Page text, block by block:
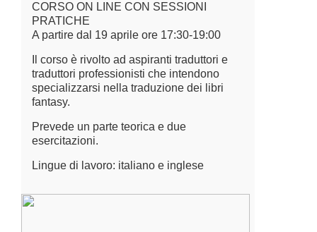
CORSO ON LINE CON SESSIONI
PRATICHE
A partire dal 19 aprile ore 17:30-19:00
Il corso è rivolto ad aspiranti traduttori e
traduttori professionisti che intendono
specializzarsi nella traduzione dei libri
fantasy.
Prevede un parte teorica e due
esercitazioni.
Lingue di lavoro: italiano e inglese